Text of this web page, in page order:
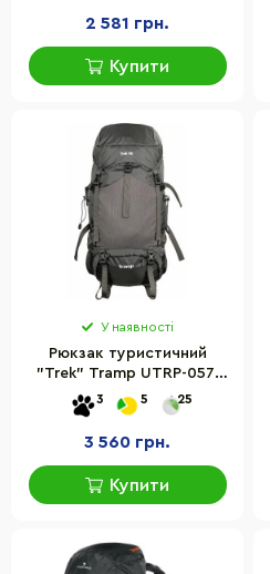
2 581 грн.
Купити
У наявності
Рюкзак туристичний
"Trek" Tramp UTRP-057-
grey 40 літрів
3 5 25
3 560 грн.
Купити